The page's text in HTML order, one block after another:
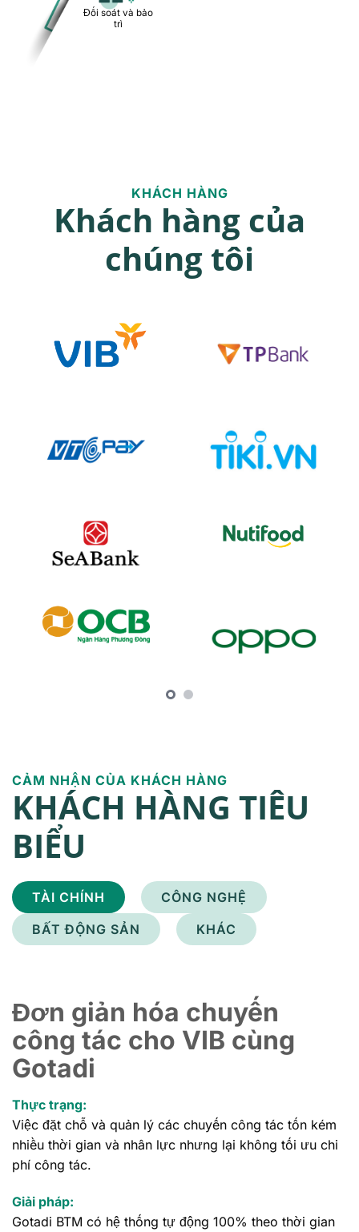
Đối soát và bảo
trì
KHÁCH HÀNG
Khách hàng của
chúng tôi
CẢM NHẬN CỦA KHÁCH HÀNG
KHÁCH HÀNG TIÊU
BIỂU
TÀI CHÍNH
CÔNG NGHỆ
BẤT ĐỘNG SẢN
KHÁC
Đơn giản hóa chuyến
công tác cho VIB cùng
Gotadi
Thực trạng:
Việc đặt chỗ và quản lý các chuyến công tác tốn kém
nhiều thời gian và nhân lực nhưng lại không tối ưu chi
phí công tác.
Giải pháp:
Gotadi BTM có hệ thống tự động 100% theo thời gian